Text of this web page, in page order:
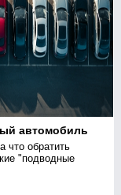
автомобиль
что обратить
"подводные